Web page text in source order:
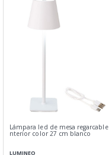
Lámpara led de mesa regarcable
nterior color 27 cm blanco
LUMINEO